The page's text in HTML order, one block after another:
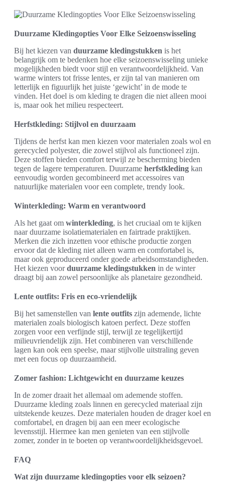
Duurzame Kledingopties Voor Elke Seizoenswisseling
Bij het kiezen van duurzame kledingstukken is het
belangrijk om te bedenken hoe elke seizoenswisseling unieke
mogelijkheden biedt voor stijl en verantwoordelijkheid. Van
warme winters tot frisse lentes, er zijn tal van manieren om
letterlijk en figuurlijk het juiste ‘gewicht’ in de mode te
vinden. Het doel is om kleding te dragen die niet alleen mooi
is, maar ook het milieu respecteert.
Herfstkleding: Stijlvol en duurzaam
Tijdens de herfst kan men kiezen voor materialen zoals wol en
gerecycled polyester, die zowel stijlvol als functioneel zijn.
Deze stoffen bieden comfort terwijl ze bescherming bieden
tegen de lagere temperaturen. Duurzame herfstkleding kan
eenvoudig worden gecombineerd met accessoires van
natuurlijke materialen voor een complete, trendy look.
Winterkleding: Warm en verantwoord
Als het gaat om winterkleding, is het cruciaal om te kijken
naar duurzame isolatiematerialen en fairtrade praktijken.
Merken die zich inzetten voor ethische productie zorgen
ervoor dat de kleding niet alleen warm en comfortabel is,
maar ook geproduceerd onder goede arbeidsomstandigheden.
Het kiezen voorduurzame kledingstukken in de winter
draagt bij aan zowel persoonlijke als planetaire gezondheid.
Lente outfits: Fris en eco-vriendelijk
Bij het samenstellen van lente outfits zijn ademende, lichte
materialen zoals biologisch katoen perfect. Deze stoffen
zorgen voor een verfijnde stijl, terwijl ze tegelijkertijd
milieuvriendelijk zijn. Het combineren van verschillende
lagen kan ook een speelse, maar stijlvolle uitstraling geven
met een focus op duurzaamheid.
Zomer fashion: Lichtgewicht en duurzame keuzes
In de zomer draait het allemaal om ademende stoffen.
Duurzame kleding zoals linnen en gerecycled materiaal zijn
uitstekende keuzes. Deze materialen houden de drager koel en
comfortabel, en dragen bij aan een meer ecologische
levensstijl. Hiermee kan men genieten van een stijlvolle
zomer, zonder in te boeten op verantwoordelijkheidsgevoel.
FAQ
Wat zijn duurzame kledingopties voor elk seizoen?